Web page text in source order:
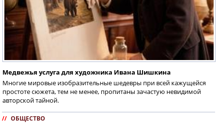
Медвежья услуга для художника Ивана Шишкина
Многие мировые изобразительные шедевры при всей кажущейся
простоте сюжета, тем не менее, пропитаны зачастую невидимой
авторской тайной.
// ОБЩЕСТВО